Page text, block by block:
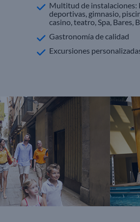
Multitud de instalaciones:
deportivas, gimnasio,
casino, teatro, Spa, Bares,
Gastronomía de calidad
Excursiones